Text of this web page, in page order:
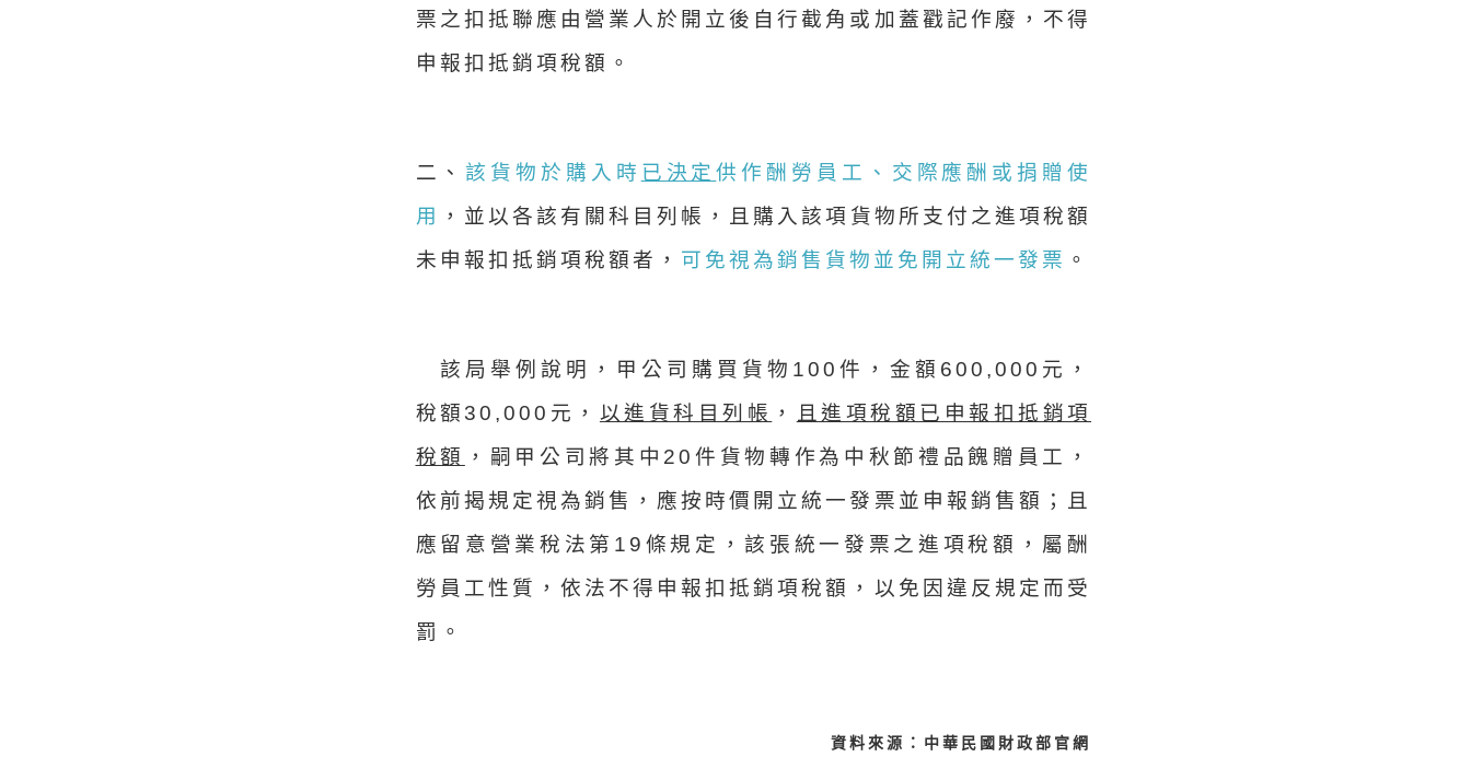
票之扣抵聯應由營業人於開立後自行截角或加蓋戳記作廢，不得
申報扣抵銷項稅額。
二、該貨物於購入時 已決定供作酬勞員工、交際應酬或捐贈使
用
，並以各該有關科目列帳，且購入該項貨物所支付之進項稅額
未申報扣抵銷項稅額者， 可免視為銷售貨物並免開立統一發票 。
該局舉例說明，甲公司購買貨物100件，金額600,000元，
稅額30,000元， 以進貨科目列帳 ，
且進項稅額已申報扣抵銷項
稅額 ，嗣甲公司將其中20件貨物轉作為中秋節禮品餽贈員工，
依前揭規定視為銷售，應按時價開立統一發票並申報銷售額；且
應留意營業稅法第19條規定，該張統一發票之進項稅額，屬酬
勞員工性質，依法不得申報扣抵銷項稅額，以免因違反規定而受
罰。
資料來源：中華民國財政部官網